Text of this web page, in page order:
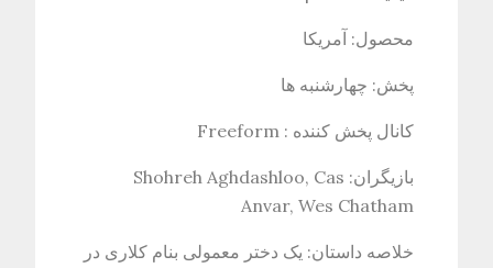
محصول: آمریکا
پخش: چهارشنبه ها
کانال پخش کننده : Freeform
بازیگران: Shohreh Aghdashloo, Cas
Anvar, Wes Chatham
خلاصه داستان: یک دختر معمولی بنام کلاری در